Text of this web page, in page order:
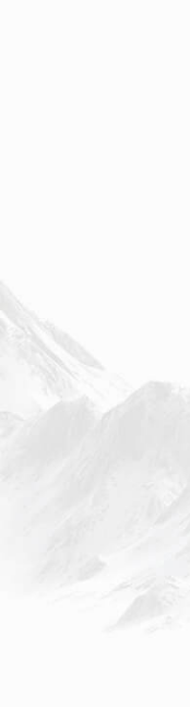
و
و